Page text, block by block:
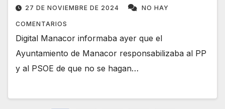
27 DE NOVIEMBRE DE 2024 NO HAY
COMENTARIOS
Digital Manacor informaba ayer que el
Ayuntamiento de Manacor responsabilizaba al PP
y al PSOE de que no se hagan…